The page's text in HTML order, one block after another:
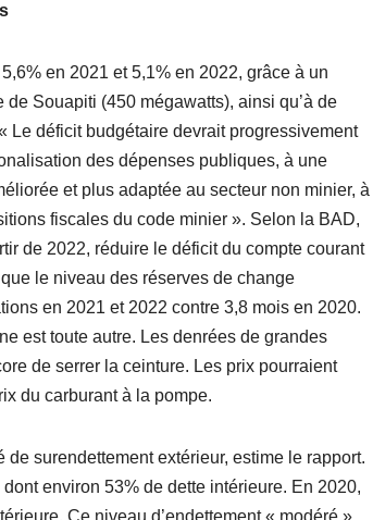
en 2021 et 5,1% en 2022, grâce à un
Souapiti (450 mégawatts), ainsi qu’à de
Le déficit budgétaire devrait progressivement
des dépenses publiques, à une
et plus adaptée au secteur non minier, à
fiscales du code minier ». Selon la BAD,
de 2022, réduire le déficit du compte courant
le niveau des réserves de change
en 2021 et 2022 contre 3,8 mois en 2020.
est toute autre. Les denrées de grandes
de serrer la ceinture. Les prix pourraient
du carburant à la pompe.
surendettement extérieur, estime le rapport.
environ 53% de dette intérieure. En 2020,